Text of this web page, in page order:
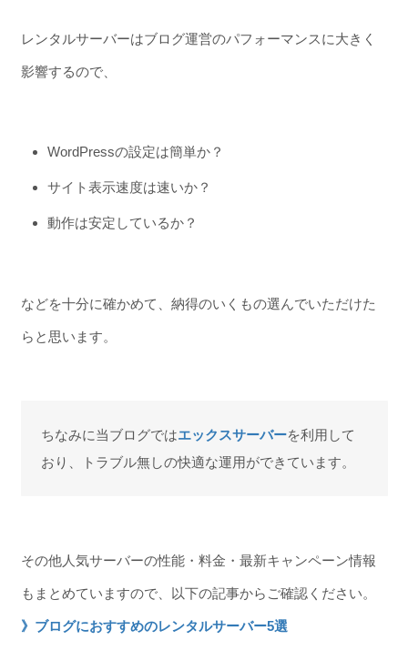
レンタルサーバーはブログ運営のパフォーマンスに大きく
影響するので、
WordPressの設定は簡単か？
サイト表示速度は速いか？
動作は安定しているか？
などを十分に確かめて、納得のいくもの選んでいただけた
らと思います。
ちなみに当ブログではエックスサーバーを利用して
おり、トラブル無しの快適な運用ができています。
その他人気サーバーの性能・料金・最新キャンペーン情報
もまとめていますので、以下の記事からご確認ください。
》ブログにおすすめのレンタルサーバー5選